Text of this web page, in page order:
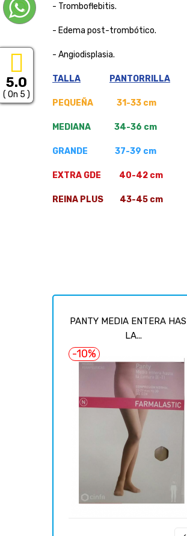
- Tromboflebitis.
- Edema post-trombótico.
- Angiodisplasia.
TALLA PANTORRILLA
PEQUEÑA 31-33 cm
MEDIANA 34-36 cm
GRANDE 37-39 cm
EXTRA GDE 40-42 cm
REINA PLUS 43-45 cm
PANTY MEDIA ENTERA
LA...
-10%
5.0
( On 5 )